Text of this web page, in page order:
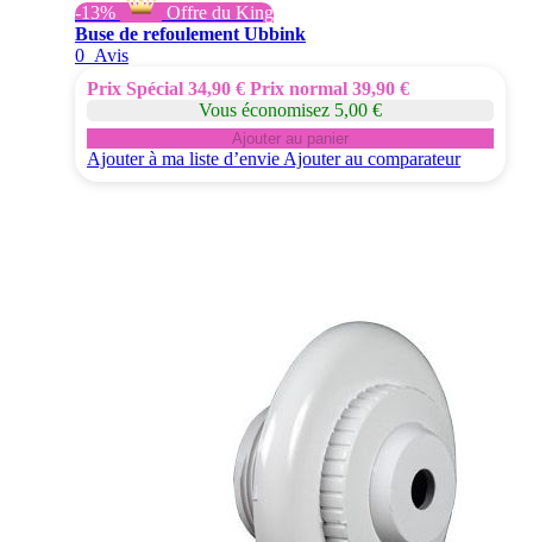
-13%
Offre du King
Buse de refoulement Ubbink
0 Avis
Prix Spécial 34,90 € Prix normal 39,90 €
Vous économisez 5,00 €
Ajouter au panier
Ajouter à ma liste d’envie Ajouter au comparateur